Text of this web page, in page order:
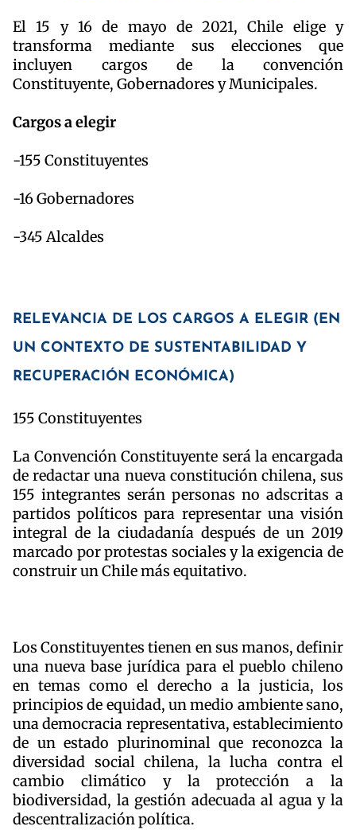
El 15 y 16 de mayo de 2021, Chile elige y
transforma mediante sus elecciones que
incluyen cargos de la convención
Constituyente, Gobernadores y Municipales.
Cargos a elegir
-155 Constituyentes
-16 Gobernadores
-345 Alcaldes
RELEVANCIA DE LOS CARGOS A ELEGIR (EN
UN CONTEXTO DE SUSTENTABILIDAD Y
RECUPERACIÓN ECONÓMICA)
155 Constituyentes
La Convención Constituyente será la encargada
de redactar una nueva constitución chilena, sus
155 integrantes serán personas no adscritas a
partidos políticos para representar una visión
integral de la ciudadanía después de un 2019
marcado por protestas sociales y la exigencia de
construir un Chile más equitativo.
Los Constituyentes tienen en sus manos, definir
una nueva base jurídica para el pueblo chileno
en temas como el derecho a la justicia, los
principios de equidad, un medio ambiente sano,
una democracia representativa, establecimiento
de un estado plurinominal que reconozca la
diversidad social chilena, la lucha contra el
cambio climático y la protección a la
biodiversidad, la gestión adecuada al agua y la
descentralización política.